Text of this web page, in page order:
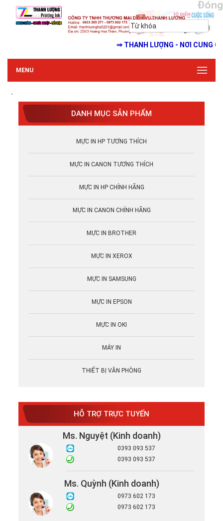
Đóng
⇒ THANH LƯỢNG - NƠI CUNG CẤP
MENU
`
DANH MỤC SẢN PHẨM
MỰC IN HP TƯƠNG THÍCH
MỰC IN CANON TƯƠNG THÍCH
MỰC IN HP CHÍNH HÃNG
MỰC IN CANON CHÍNH HÃNG
MỰC IN BROTHER
MỰC IN XEROX
MỰC IN SAMSUNG
MỰC IN EPSON
MỰC IN OKI
MÁY IN
THIẾT BỊ VĂN PHÒNG
HỖ TRỢ TRỰC TUYẾN
Ms. Nguyệt (Kinh doanh)
0393 093 537
0393 093 537
Ms. Quỳnh (Kinh doanh)
0973 602 173
0973 602 173